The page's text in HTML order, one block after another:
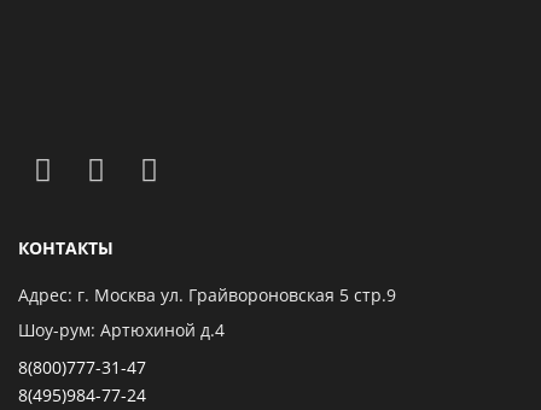
КОНТАКТЫ
Адрес: г. Москва ул. Грайвороновская 5 стр.9
Шоу-рум: Артюхиной д.4
8(800)777-31-47
8(495)984-77-24